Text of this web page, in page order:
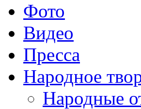
Фото
Видео
Пресса
Народное
Народные